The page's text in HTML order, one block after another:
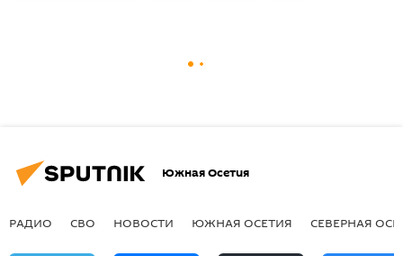
Южная Осетия
РАДИО СВО НОВОСТИ ЮЖНАЯ ОСЕТИЯ СЕВЕРНАЯ